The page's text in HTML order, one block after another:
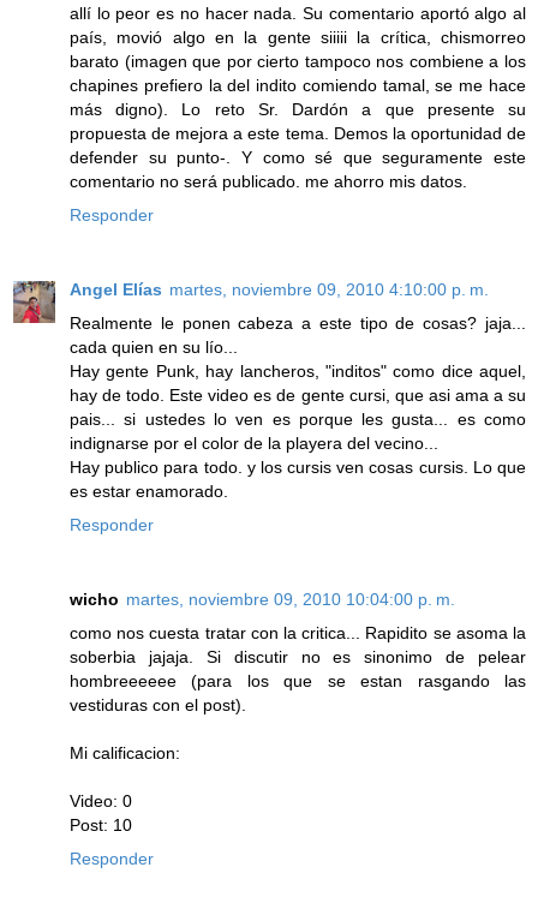
allí lo peor es no hacer nada. Su comentario aportó algo al
país, movió algo en la gente siiiii la crítica, chismorreo
barato (imagen que por cierto tampoco nos combiene a los
chapines prefiero la del indito comiendo tamal, se me hace
más digno). Lo reto Sr. Dardón a que presente su
propuesta de mejora a este tema. Demos la oportunidad de
defender su punto-. Y como sé que seguramente este
comentario no será publicado. me ahorro mis datos.
Responder
Angel Elías martes, noviembre 09, 2010 4:10:00 p. m.
Realmente le ponen cabeza a este tipo de cosas? jaja...
cada quien en su lío...
Hay gente Punk, hay lancheros, "inditos" como dice aquel,
hay de todo. Este video es de gente cursi, que asi ama a su
pais... si ustedes lo ven es porque les gusta... es como
indignarse por el color de la playera del vecino...
Hay publico para todo. y los cursis ven cosas cursis. Lo que
es estar enamorado.
Responder
wicho martes, noviembre 09, 2010 10:04:00 p. m.
como nos cuesta tratar con la critica... Rapidito se asoma la
soberbia jajaja. Si discutir no es sinonimo de pelear
hombreeeeee (para los que se estan rasgando las
vestiduras con el post).
Mi calificacion:
Video: 0
Post: 10
Responder